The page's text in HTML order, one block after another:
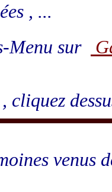
, ...
Menu sur
cliquez
venus